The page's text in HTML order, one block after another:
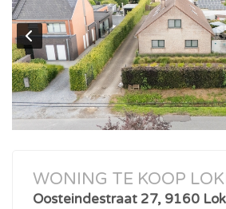
WONING TE KOOP
Oosteindestraat 27, 9160